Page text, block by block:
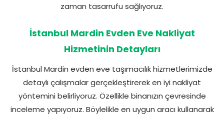
zaman tasarrufu sağlıyoruz.
İstanbul Mardin Evden Eve Nakliyat
Hizmetinin Detayları
İstanbul Mardin evden eve taşımacılık hizmetlerimizde
detaylı çalışmalar gerçekleştirerek en iyi nakliyat
yöntemini belirliyoruz. Özellikle binanızın çevresinde
inceleme yapıyoruz. Böylelikle en uygun aracı kullanarak